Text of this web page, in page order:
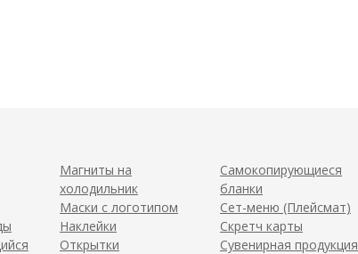
Магниты на
холодильник
Маски с логотипом
Наклейки
Открытки
Самокопирующиеся
бланки
Сет-меню (Плейсмат)
Скретч карты
Сувенирная продукция